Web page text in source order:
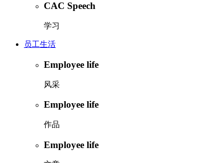
CAC Speech
学习
员工生活
Employee life
风采
Employee life
作品
Employee life